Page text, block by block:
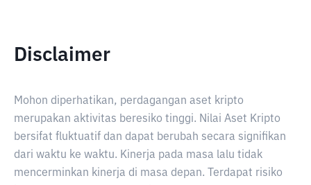
Disclaimer
Mohon diperhatikan, perdagangan aset kripto
merupakan aktivitas beresiko tinggi. Nilai Aset Kripto
bersifat fluktuatif dan dapat berubah secara signifikan
dari waktu ke waktu. Kinerja pada masa lalu tidak
mencerminkan kinerja di masa depan. Terdapat risiko